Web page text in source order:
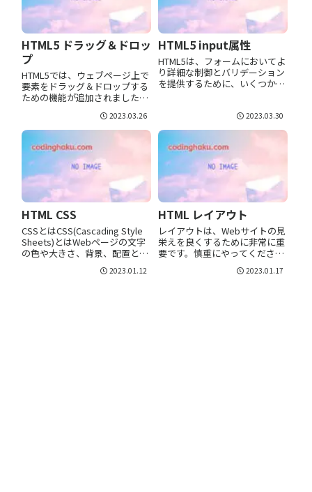
HTML5 ドラッグ＆ドロッ
プ
HTML5では、ウェブページ上で
要素をドラッグ＆ドロップする
ための機能が追加されました。
直感的に操作できるインタラク
ティブなウェブアプリケーショ
ンを作成することができます。
function allowDrop(...
2023.03.26
HTML5 input属性
HTML5は、フォームにおいてよ
り詳細な制御とバリデーション
を提供するために、いくつかの
な主要なinput属性の一部です。
placeholderユーザーが入力を
開始する前に入...
2023.03.30
HTML CSS
CSSとはCSS(Cascading Style
Sheets)とはWebページの文字
の色や大きさ、背景、配置とい
ったスタイル（見た目）を設定
する言語です。CSSの基本を理
2023.01.12
HTML レイアウト
レイアウトは、Webサイトの見
栄えを良くするために非常に重
要です。慎重にやってくださ
い。 Webサイトのレイアウトほ
とんどのサイトは、コンテンツ
2023.01.17